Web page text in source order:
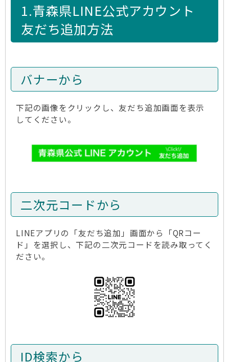
1.青森県LINE公式アカウント
友だち追加方法
バナーから
下記の画像をクリックし、友だち追加画面を表示
してください。
二次元コードから
LINEアプリの「友だち追加」画面から「QRコー
ド」を選択し、下記の二次元コードを読み取ってく
ださい。
ID検索から